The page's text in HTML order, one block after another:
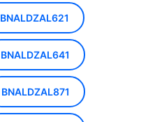
BNALDZAL621
BNALDZAL641
BNALDZAL871